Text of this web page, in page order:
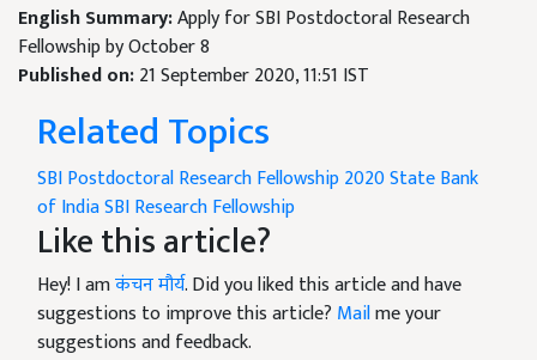
English Summary:Apply for SBI Postdoctoral Research
Fellowship by October 8
Published on:21 September 2020, 11:51 IST
Related Topics
SBI Postdoctoral Research Fellowship 2020State Bank
of IndiaSBI Research Fellowship
Like this article?
Hey! I amकंचन मौर्य. Did you liked this article and have
suggestions to improve this article? Mailme your
suggestions and feedback.